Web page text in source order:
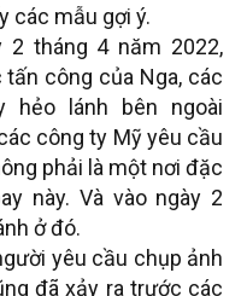
các mẫu gợi ý.
2 tháng 4 năm 2022,
công của Nga, các
hẻo lánh bên ngoài
công ty Mỹ yêu cầu
phải là một nơi đặc
này. Và vào ngày 2
ở đó.
yêu cầu chụp ảnh
đã xảy ra trước các